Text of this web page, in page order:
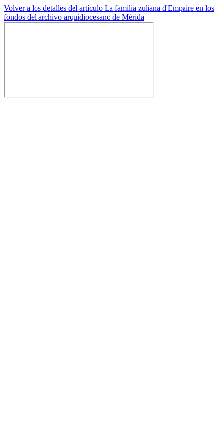
Volver a los detalles del artículo La familia zuliana d'Empaire en los
fondos del archivo arquidiocesano de Mérida